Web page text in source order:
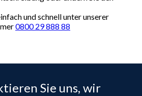
und schnell unter unserer
0800 29 888 88
Sie uns, wir